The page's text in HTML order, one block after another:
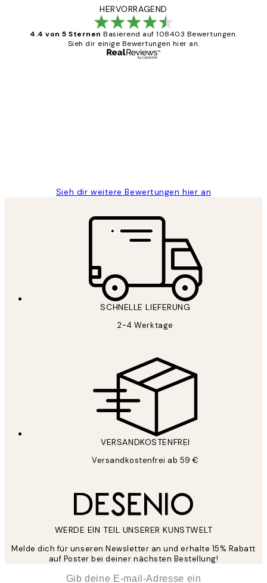
HERVORRAGEND
4.4 von 5 Sternen Basierend auf 108403 Bewertungen.
Sieh dir einige Bewertungen hier an.
Sieh dir weitere Bewertungen hier an
SCHNELLE LIEFERUNG
2-4 Werktage
VERSANDKOSTENFREI
Versandkostenfrei ab 59 €
WERDE EIN TEIL UNSERER KUNSTWELT
Melde dich für unseren Newsletter an und erhalte 15% Rabatt
auf Poster bei deiner nächsten Bestellung!